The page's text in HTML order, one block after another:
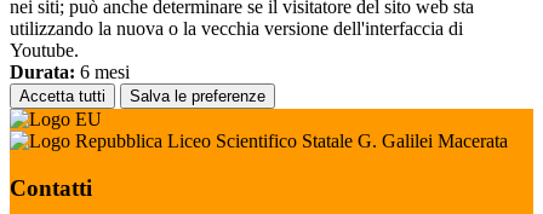
nei siti; può anche determinare se il visitatore del sito web sta
utilizzando la nuova o la vecchia versione dell'interfaccia di
Youtube.
Durata: 6 mesi
Accetta tutti Salva le preferenze
Liceo Scientifico Statale G. Galilei Macerata
Contatti